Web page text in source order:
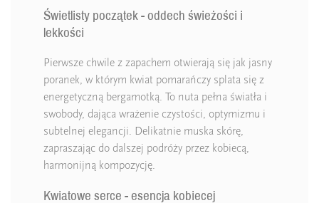
Świetlisty początek - oddech świeżości i
lekkości
Pierwsze chwile z zapachem otwierają się jak jasny
poranek, w którym kwiat pomarańczy splata się z
energetyczną bergamotką. To nuta pełna światła i
swobody, dająca wrażenie czystości, optymizmu i
subtelnej elegancji. Delikatnie muska skórę,
zapraszając do dalszej podróży przez kobiecą,
harmonijną kompozycję.
Kwiatowe serce - esencja kobiecej